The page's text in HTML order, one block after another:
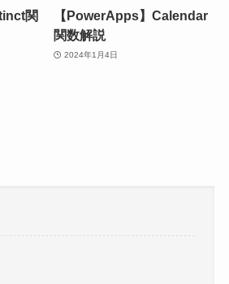
関
【PowerApps】Calendar
関数解説
2024年1月4日